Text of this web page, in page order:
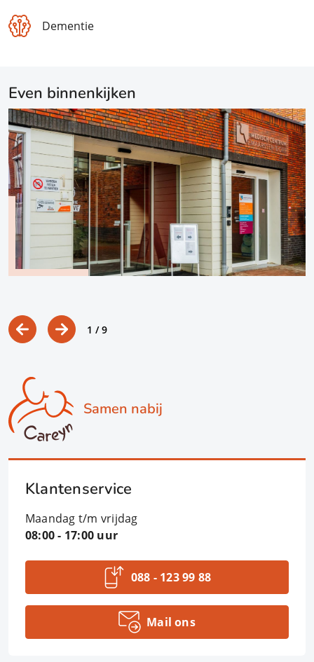
Dementie
Even binnenkijken
1 / 9
Samen nabij
Klantenservice
Maandag t/m vrijdag
08:00 - 17:00 uur
088 - 123 99 88
Mail ons